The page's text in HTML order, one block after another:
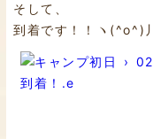
そして、
到着です！！ヽ(^o^)丿